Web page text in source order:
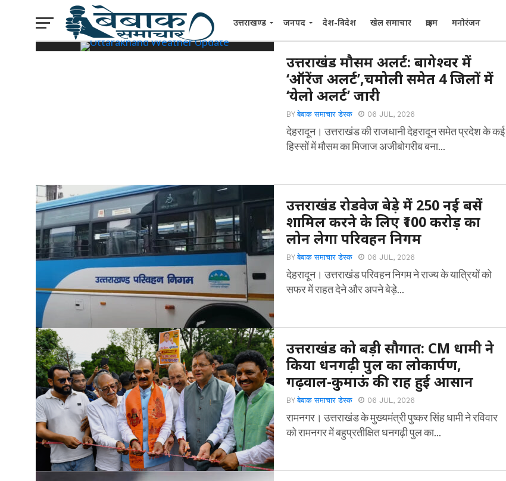
उत्तराखण्ड जनपद देश-विदेश खेल समाचार क्राइम मनोरंजन
उत्तराखंड मौसम अलर्ट: बागेश्वर में
‘ऑरेंज अलर्ट’,चमोली समेत 4 जिलों में
‘येलो अलर्ट’ जारी
BYबेबाक समाचार डेस्क 06 JUL, 2026
देहरादून। उत्तराखंड की राजधानी देहरादून समेत प्रदेश के कई
हिस्सों में मौसम का मिजाज अजीबोगरीब बना...
उत्तराखंड रोडवेज बेड़े में 250 नई बसें
शामिल करने के लिए ₹100 करोड़ का
लोन लेगा परिवहन निगम
BYबेबाक समाचार डेस्क 06 JUL, 2026
देहरादून। उत्तराखंड परिवहन निगम ने राज्य के यात्रियों को
सफर में राहत देने और अपने बेड़े...
उत्तराखंड को बड़ी सौगात: CM धामी ने
किया धनगढ़ी पुल का लोकार्पण,
गढ़वाल-कुमाऊं की राह हुई आसान
BYबेबाक समाचार डेस्क 06 JUL, 2026
रामनगर। उत्तराखंड के मुख्यमंत्री पुष्कर सिंह धामी ने रविवार
को रामनगर में बहुप्रतीक्षित धनगढ़ी पुल का...